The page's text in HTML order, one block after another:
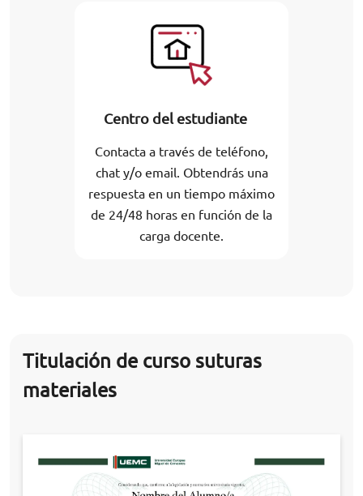
Centro del estudiante
Contacta a través de teléfono,
chat y/o email. Obtendrás una
respuesta en un tiempo máximo
de 24/48 horas en función de la
carga docente.
Titulación de curso suturas
materiales